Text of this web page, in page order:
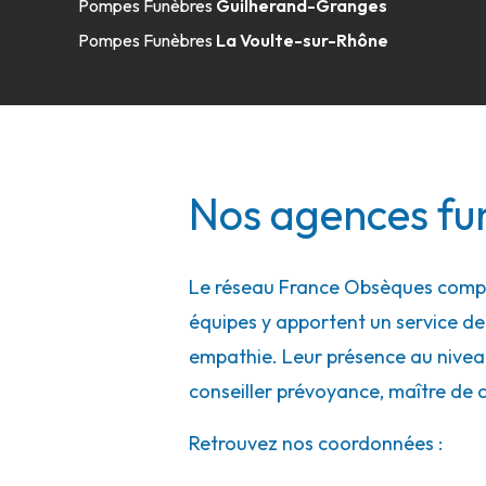
Consulter l'agence 04 75 07 12 48
225 Lieu-Dit Chemin De La Gravière-LES LOTS MULE
Consulter l'agence 04 69 24 12 66
A votre écoute 24h/24 7j/7
Pompes Funèbres Mourier - Chabeuil
Pompes Funèbres Guilherand-Granges
Pompes Funèbres La Voulte-sur-Rhône
Nos agences
Le réseau France Obsèques
équipes y apportent un service
empathie. Leur présence au
conseiller prévoyance, maître de
Retrouvez nos coordonnées :